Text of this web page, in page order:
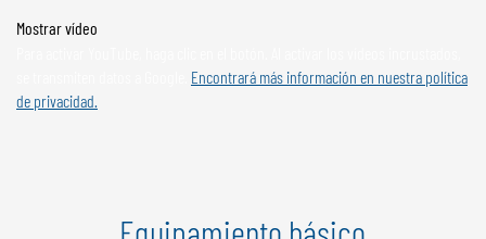
Mostrar vídeo
Encontrará más información en nuestra política
de privacidad.